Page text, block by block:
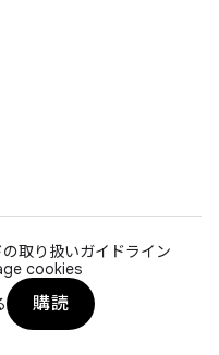
取り扱いガイドライン
cookies
購読